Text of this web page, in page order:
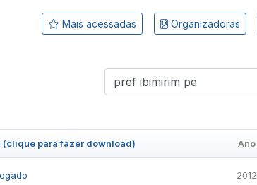
Mais acessadas Organizadoras
(clique para fazer download) Ano
2012